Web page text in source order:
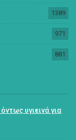
1389
971
881
υγιεινά για